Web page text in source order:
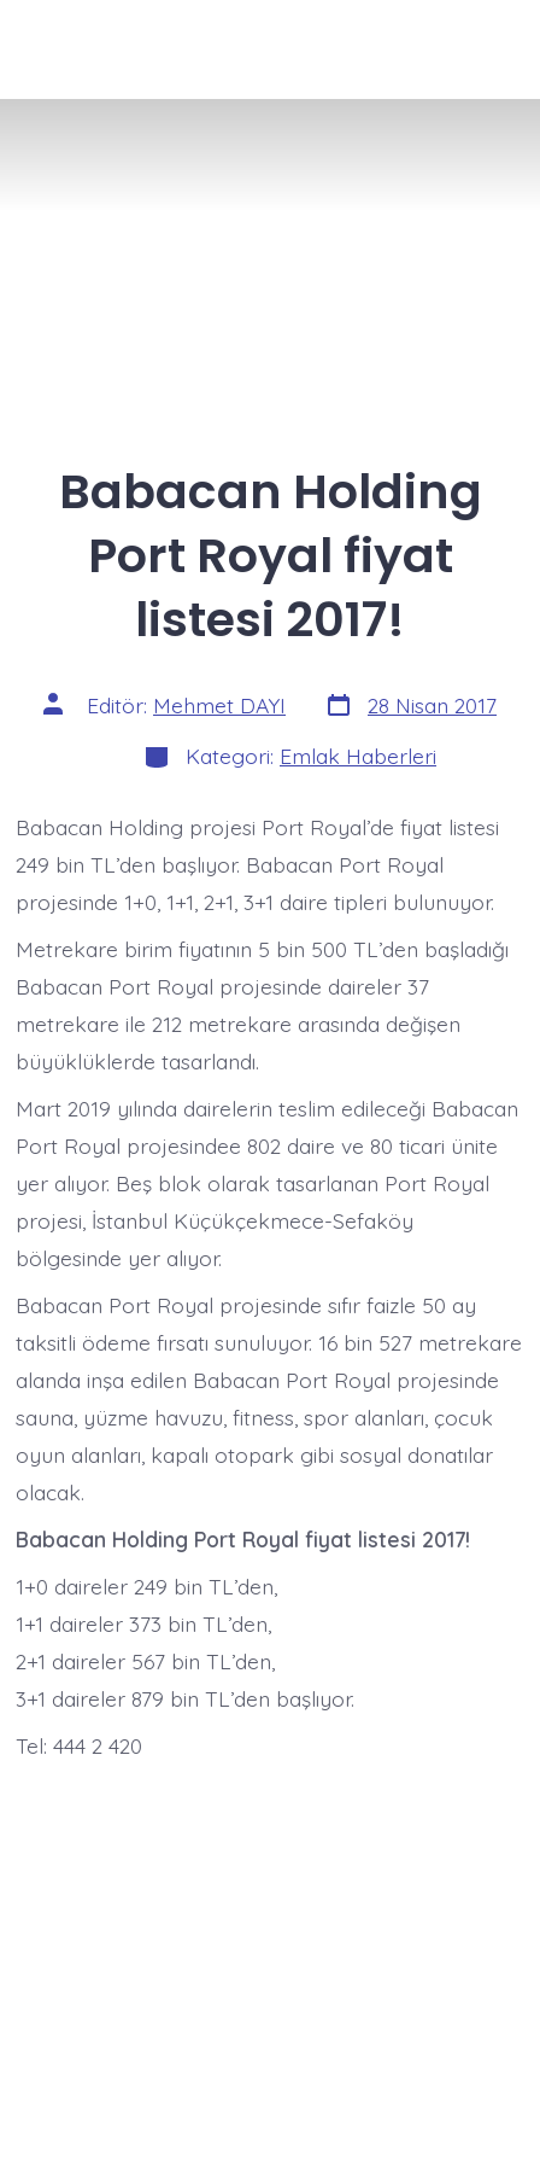
Babacan Holding
Port Royal fiyat
listesi 2017!
Yazının
yazarı
Editör: Mehmet DAYI Yazı
tarihi
28 Nisan 2017
Kategoriler
Kategori: Emlak Haberleri
Babacan Holding projesi Port Royal’de fiyat listesi
249 bin TL’den başlıyor. Babacan Port Royal
projesinde 1+0, 1+1, 2+1, 3+1 daire tipleri bulunuyor.
Metrekare birim fiyatının 5 bin 500 TL’den başladığı
Babacan Port Royal projesinde daireler 37
metrekare ile 212 metrekare arasında değişen
büyüklüklerde tasarlandı.
Mart 2019 yılında dairelerin teslim edileceği Babacan
Port Royal projesindee 802 daire ve 80 ticari ünite
yer alıyor. Beş blok olarak tasarlanan Port Royal
projesi, İstanbul Küçükçekmece-Sefaköy
bölgesinde yer alıyor.
Babacan Port Royal projesinde sıfır faizle 50 ay
taksitli ödeme fırsatı sunuluyor. 16 bin 527 metrekare
alanda inşa edilen Babacan Port Royal projesinde
sauna, yüzme havuzu, fitness, spor alanları, çocuk
oyun alanları, kapalı otopark gibi sosyal donatılar
olacak.
Babacan Holding Port Royal fiyat listesi 2017!
1+0 daireler 249 bin TL’den,
1+1 daireler 373 bin TL’den,
2+1 daireler 567 bin TL’den,
3+1 daireler 879 bin TL’den başlıyor.
Tel: 444 2 420